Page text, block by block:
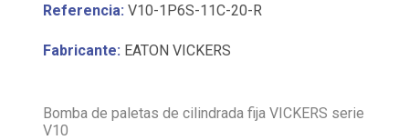
Referencia: V10-1P6S-11C-20-R
Fabricante: EATON VICKERS
Bomba de paletas de cilindrada fija VICKERS serie
V10